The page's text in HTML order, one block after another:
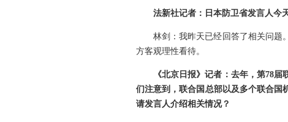
法新社记者：日本防卫省发言人今
林剑：我昨天已经回答了相关问题
方客观理性看待。
《北京日报》记者：去年，第78
们注意到，联合国总部以及多个联合国
请发言人介绍相关情况？